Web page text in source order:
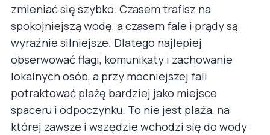
zmieniać się szybko. Czasem trafisz na
spokojniejszą wodę, a czasem fale i prądy są
wyraźnie silniejsze. Dlatego najlepiej
obserwować flagi, komunikaty i zachowanie
lokalnych osób, a przy mocniejszej fali
potraktować plażę bardziej jako miejsce
spaceru i odpoczynku. To nie jest plaża, na
której zawsze i wszędzie wchodzi się do wody